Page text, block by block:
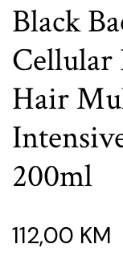
Black
Cellular
Hair
200ml
112,00 KM